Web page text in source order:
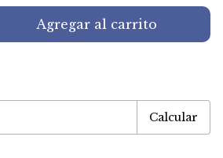
Calcular